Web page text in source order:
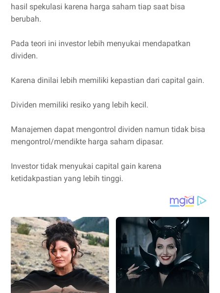
hasil spekulasi karena harga saham tiap saat bisa
berubah.
Pada teori ini investor lebih menyukai mendapatkan
dividen.
Karena dinilai lebih memiliki kepastian dari capital gain.
Dividen memiliki resiko yang lebih kecil.
Manajemen dapat mengontrol dividen namun tidak bisa
mengontrol/mendikte harga saham dipasar.
Investor tidak menyukai capital gain karena
ketidakpastian yang lebih tinggi.